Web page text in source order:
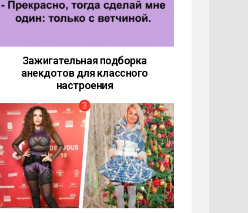
Зажигательная подборка
анекдотов для классного
настроения